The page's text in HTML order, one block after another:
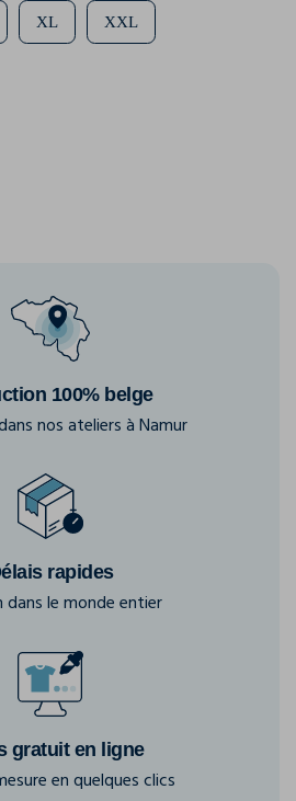
XL XXL
100% belge
nos ateliers à Namur
rapides
dans le monde entier
gratuit en ligne
en quelques clics